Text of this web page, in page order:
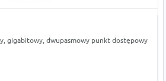
gigabitowy, dwupasmowy punkt dostępowy